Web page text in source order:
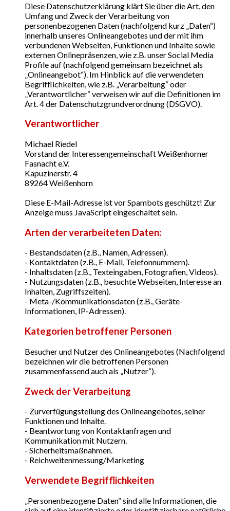
Diese Datenschutzerklärung klärt Sie über die Art, den
Umfang und Zweck der Verarbeitung von
personenbezogenen Daten (nachfolgend kurz „Daten“)
innerhalb unseres Onlineangebotes und der mit ihm
verbundenen Webseiten, Funktionen und Inhalte sowie
externen Onlinepräsenzen, wie z.B. unser Social Media
Profile auf (nachfolgend gemeinsam bezeichnet als
„Onlineangebot“). Im Hinblick auf die verwendeten
Begrifflichkeiten, wie z.B. „Verarbeitung“ oder
„Verantwortlicher“ verweisen wir auf die Definitionen im
Art. 4 der Datenschutzgrundverordnung (DSGVO).
Verantwortlicher
Michael Riedel
Vorstand der Interessengemeinschaft Weißenhorner
Fasnacht e.V.
Kapuzinerstr. 4
89264 Weißenhorn
Diese E-Mail-Adresse ist vor Spambots geschützt! Zur
Anzeige muss JavaScript eingeschaltet sein.
Arten der verarbeiteten Daten:
- Bestandsdaten (z.B., Namen, Adressen).
- Kontaktdaten (z.B., E-Mail, Telefonnummern).
- Inhaltsdaten (z.B., Texteingaben, Fotografien, Videos).
- Nutzungsdaten (z.B., besuchte Webseiten, Interesse an
Inhalten, Zugriffszeiten).
- Meta-/Kommunikationsdaten (z.B., Geräte-
Informationen, IP-Adressen).
Kategorien betroffener Personen
Besucher und Nutzer des Onlineangebotes (Nachfolgend
bezeichnen wir die betroffenen Personen
zusammenfassend auch als „Nutzer“).
Zweck der Verarbeitung
- Zurverfügungstellung des Onlineangebotes, seiner
Funktionen und Inhalte.
- Beantwortung von Kontaktanfragen und
Kommunikation mit Nutzern.
- Sicherheitsmaßnahmen.
- Reichweitenmessung/Marketing
Verwendete Begrifflichkeiten
„Personenbezogene Daten“ sind alle Informationen, die